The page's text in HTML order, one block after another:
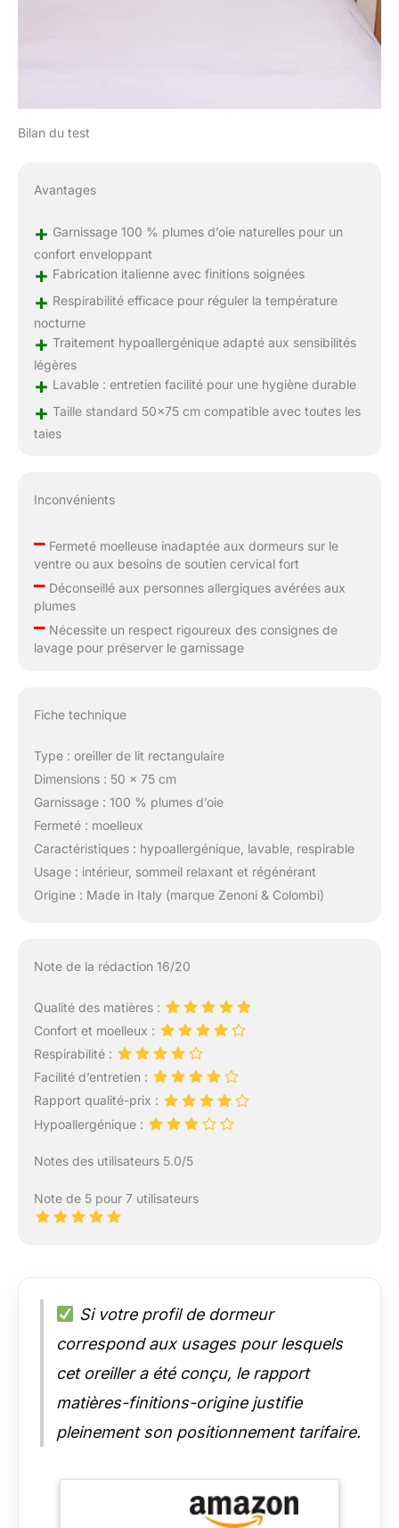
Bilan du test
Avantages
+ Garnissage 100 % plumes d’oie naturelles pour un
confort enveloppant
+ Fabrication italienne avec finitions soignées
+ Respirabilité efficace pour réguler la température
nocturne
+ Traitement hypoallergénique adapté aux sensibilités
légères
+ Lavable : entretien facilité pour une hygiène durable
+ Taille standard 50×75 cm compatible avec toutes les
taies
Inconvénients
–Fermeté moelleuse inadaptée aux dormeurs sur le
ventre ou aux besoins de soutien cervical fort
–Déconseillé aux personnes allergiques avérées aux
plumes
–Nécessite un respect rigoureux des consignes de
lavage pour préserver le garnissage
Fiche technique
Type : oreiller de lit rectangulaire
Dimensions : 50 x 75 cm
Garnissage : 100 % plumes d’oie
Fermeté : moelleux
Caractéristiques : hypoallergénique, lavable, respirable
Usage : intérieur, sommeil relaxant et régénérant
Origine : Made in Italy (marque Zenoni & Colombi)
Note de la rédaction 16/20
Qualité des matières :
Confort et moelleux :
Respirabilité :
Facilité d’entretien :
Rapport qualité-prix :
Hypoallergénique :
Notes des utilisateurs 5.0/5
Note de 5 pour 7 utilisateurs
Si votre profil de dormeur
correspond aux usages pour lesquels
cet oreiller a été conçu, le rapport
matières-finitions-origine justifie
pleinement son positionnement tarifaire.